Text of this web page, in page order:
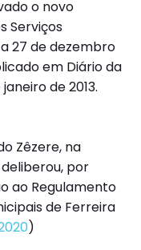
o novo
Serviços
27 de dezembro
em Diário da
de 2013.
Zêzere, na
por
ao Regulamento
de Ferreira
)